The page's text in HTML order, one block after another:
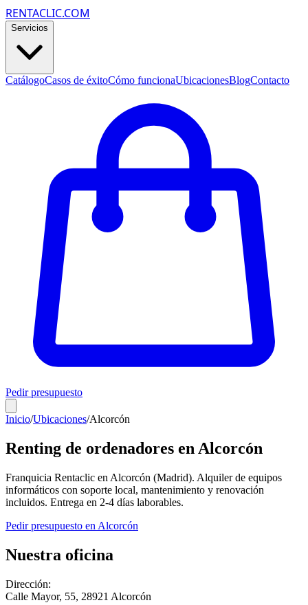
RENTACLIC.COM
Servicios
CatálogoCasos de éxitoCómo funcionaUbicacionesBlogContacto
Pedir presupuesto
Inicio/Ubicaciones/Alcorcón
Renting de ordenadores en Alcorcón
Franquicia Rentaclic en Alcorcón (Madrid). Alquiler de equipos
informáticos con soporte local, mantenimiento y renovación
incluidos. Entrega en 2-4 días laborables.
Pedir presupuesto en Alcorcón
Nuestra oficina
Dirección:
Calle Mayor, 55, 28921 Alcorcón